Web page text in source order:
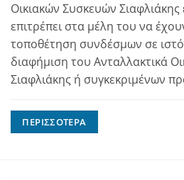
Οικιακών Συσκευών Σιαφλιάκης
επιτρέπει στα μέλη του να
τοποθέτηση συνδέσμων σε
διαφήμιση του Ανταλλακτικά
Σιαφλιάκης ή συγκεκριμένων
ΠΕΡΙΣΣΌΤΕΡΑ